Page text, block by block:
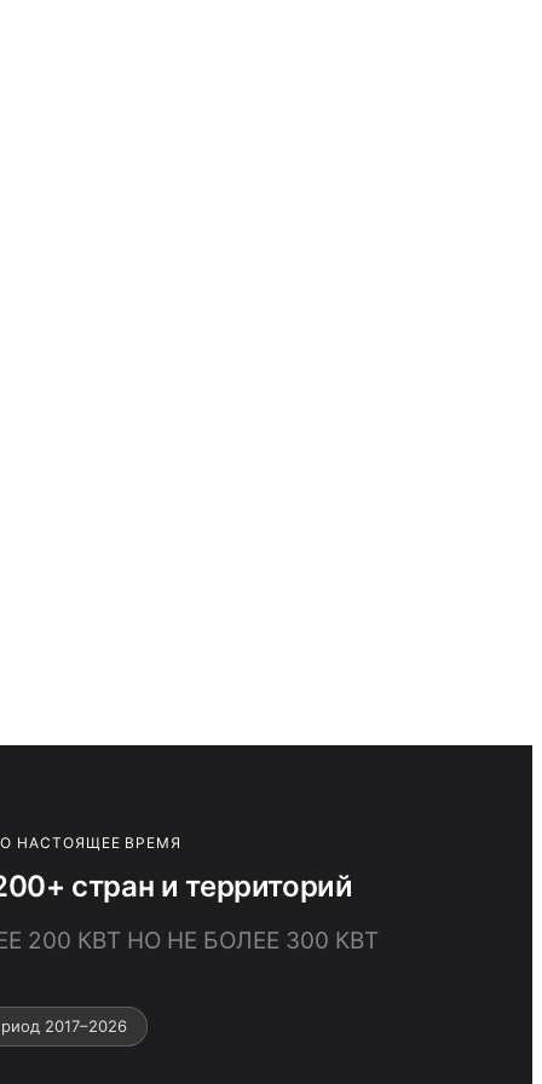
НАСТОЯЩЕЕ ВРЕМЯ
стран и территорий
200 КВТ НО НЕ БОЛЕЕ 300 КВТ
2017–2026